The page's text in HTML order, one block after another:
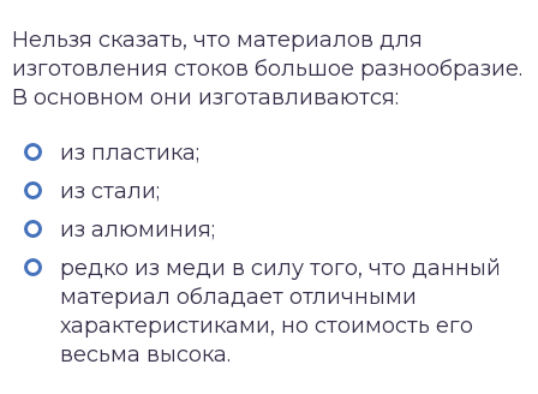
Нельзя сказать, что материалов для
изготовления стоков большое разнообразие.
В основном они изготавливаются:
из пластика;
из стали;
из алюминия;
редко из меди в силу того, что данный
материал обладает отличными
характеристиками, но стоимость его
весьма высока.